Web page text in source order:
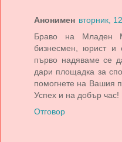
Анонимен вторник,
Браво на Младен
бизнесмен, юрист
първо надяваме се
дари площадка за
помогнете на Вашия
Успех и на добър час!
Отговор